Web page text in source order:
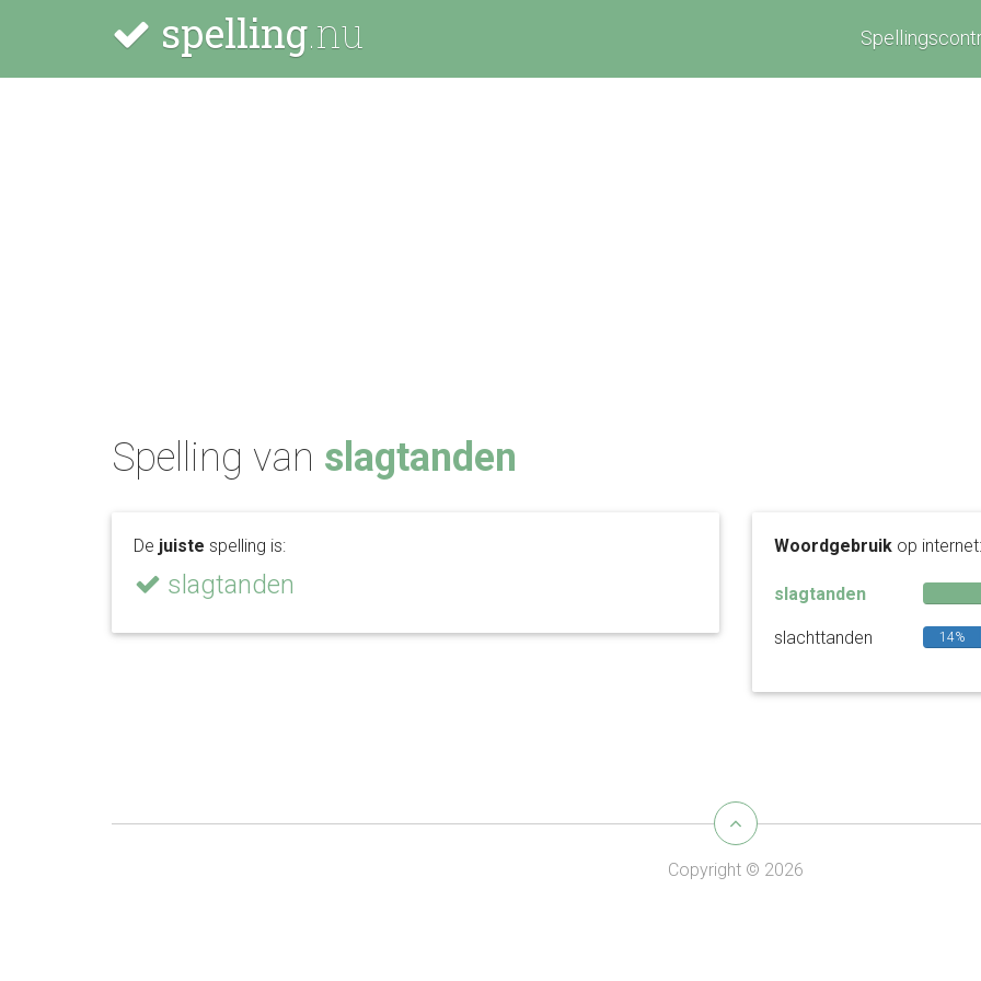
spelling.nu
Spelling van slagtanden
De juiste spelling is:
slagtanden
Woordgebruik op internet:
slagtanden
slachttanden 14%
Copyright © 2026